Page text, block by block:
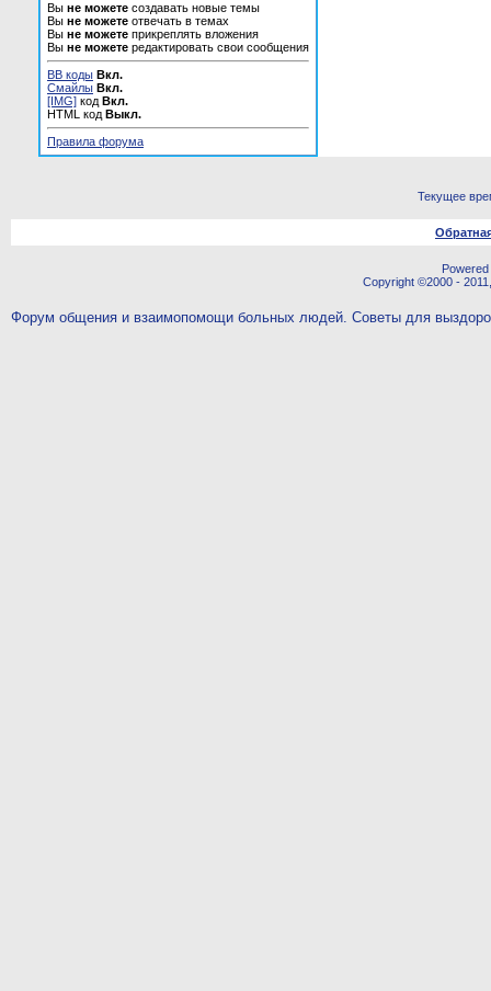
Вы не можете создавать новые темы
Вы не можете отвечать в темах
Вы не можете прикреплять вложения
Вы не можете редактировать свои сообщения
BB коды Вкл.
Смайлы Вкл.
[IMG] код Вкл.
HTML код Выкл.
Правила форума
Текущее
Copyright ©2000 -
Форум общения и взаимопомощи больных людей. Советы для